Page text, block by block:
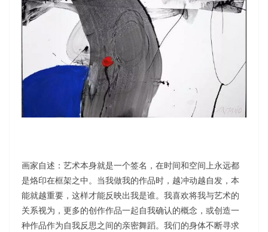
画家自述：艺术本身就是一个签名，在时间和空间上永远都
是烙印在框架之中。当我做我的作品时，越冲动越自发，本
能就越重要，这样才能反映出我是谁。我喜欢将我与艺术的
关系视为，更多的创作作品一起自我确认的概念，或创造一
种作品作为自我反思之间的亲密舞蹈。我们的身体不断寻求